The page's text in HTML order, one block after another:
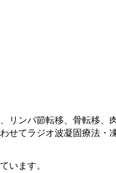
リンパ節転移、骨転移、
せてラジオ波凝固療法・
います。